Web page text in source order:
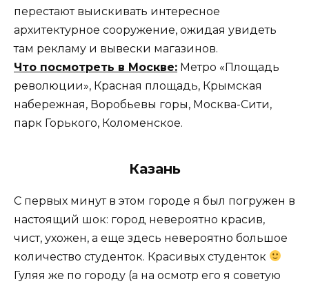
перестают выискивать интересное
архитектурное сооружение, ожидая увидеть
там рекламу и вывески магазинов.
Что посмотреть в Москве: Метро «Площадь
революции», Красная площадь, Крымская
набережная, Воробьевы горы, Москва-Сити,
парк Горького, Коломенское.
Казань
С первых минут в этом городе я был погружен в
настоящий шок: город невероятно красив,
чист, ухожен, а еще здесь невероятно большое
количество студенток. Красивых студенток
Гуляя же по городу (а на осмотр его я советую